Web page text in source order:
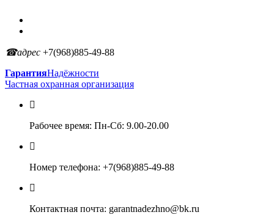
☎адрес +7(968)885-49-88
ГарантияНадёжности
Частная охранная организация
Рабочее время: Пн-Сб: 9.00-20.00
Номер телефона: +7(968)885-49-88
Контактная почта: garantnadezhno@bk.ru